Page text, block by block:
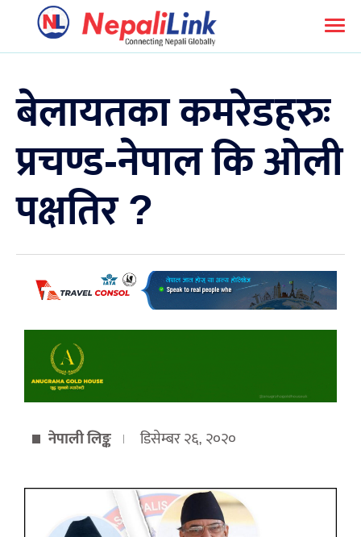
बेलायतका कमरेडहरुः
प्रचण्ड-नेपाल कि ओली
पक्षतिर ?
नेपाली लिङ्क डिसेम्बर २६, २०२०